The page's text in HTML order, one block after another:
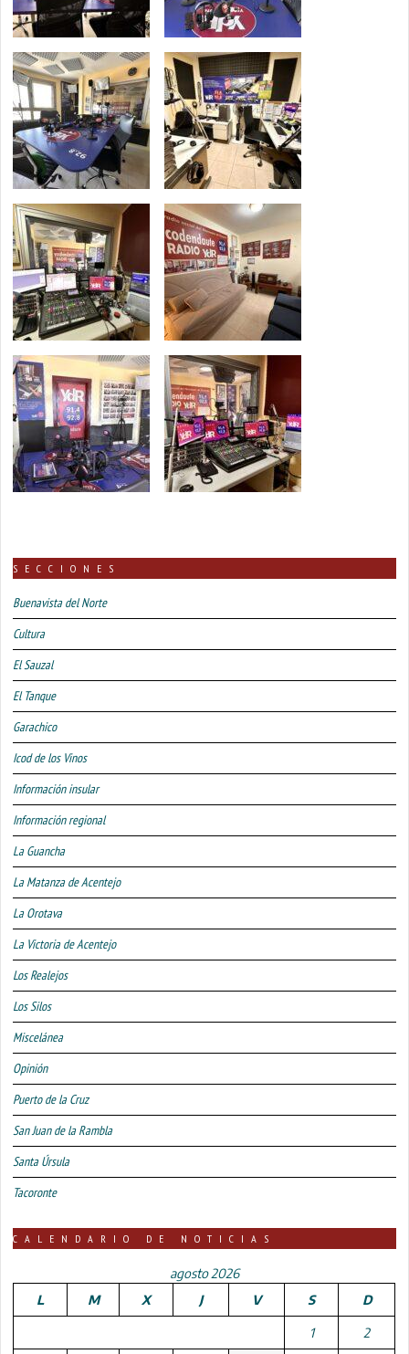
SECCIONES
Buenavista del Norte
Cultura
El Sauzal
El Tanque
Garachico
Icod de los Vinos
Información insular
Información regional
La Guancha
La Matanza de Acentejo
La Orotava
La Victoria de Acentejo
Los Realejos
Los Silos
Miscelánea
Opinión
Puerto de la Cruz
San Juan de la Rambla
Santa Úrsula
Tacoronte
CALENDARIO DE NOTICIAS
agosto 2026
L
M X J V S D
1 2